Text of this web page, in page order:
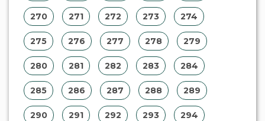
270 271 272 273 274
275 276 277 278 279
280 281 282 283 284
285 286 287 288 289
290 291 292 293 294